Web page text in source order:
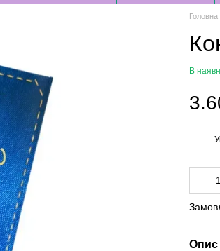
Головна
В
Опис